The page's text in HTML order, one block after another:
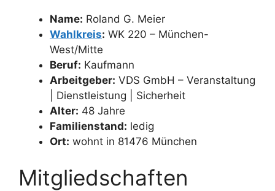
Name: Roland G. Meier
Wahlkreis: WK 220 – München-
West/Mitte
Beruf: Kaufmann
Arbeitgeber: VDS GmbH – Veranstaltung
| Dienstleistung | Sicherheit
Alter: 48 Jahre
Familienstand: ledig
Ort: wohnt in 81476 München
Mitgliedschaften